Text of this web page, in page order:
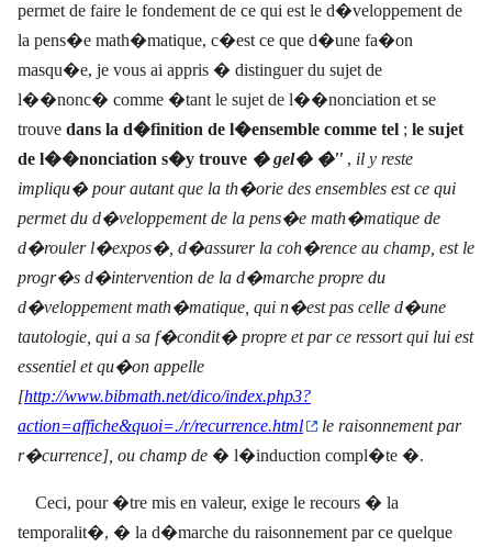
permet de faire le fondement de ce qui est le d�veloppement de
la pens�e math�matique, c�est ce que d�une fa�on
masqu�e, je vous ai appris � distinguer du sujet de
l��nonc� comme �tant le sujet de l��nonciation et se
trouve dans la d�finition de l�ensemble comme tel ; le sujet
de l��nonciation s�y trouve � gel� �'' , il y reste
impliqu� pour autant que la th�orie des ensembles est ce qui
permet du d�veloppement de la pens�e math�matique de
d�rouler l�expos�, d�assurer la coh�rence au champ, est le
progr�s d�intervention de la d�marche propre du
d�veloppement math�matique, qui n�est pas celle d�une
tautologie, qui a sa f�condit� propre et par ce ressort qui lui est
essentiel et qu�on appelle
[http://www.bibmath.net/dico/index.php3?
action=affiche&quoi=./r/recurrence.html
le raisonnement par
r�currence], ou champ de � l�induction compl�te �.
Ceci, pour �tre mis en valeur, exige le recours � la
temporalit�, � la d�marche du raisonnement par ce quelque